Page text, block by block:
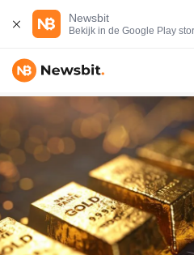
Newsbit
Bekijk in de Google Play